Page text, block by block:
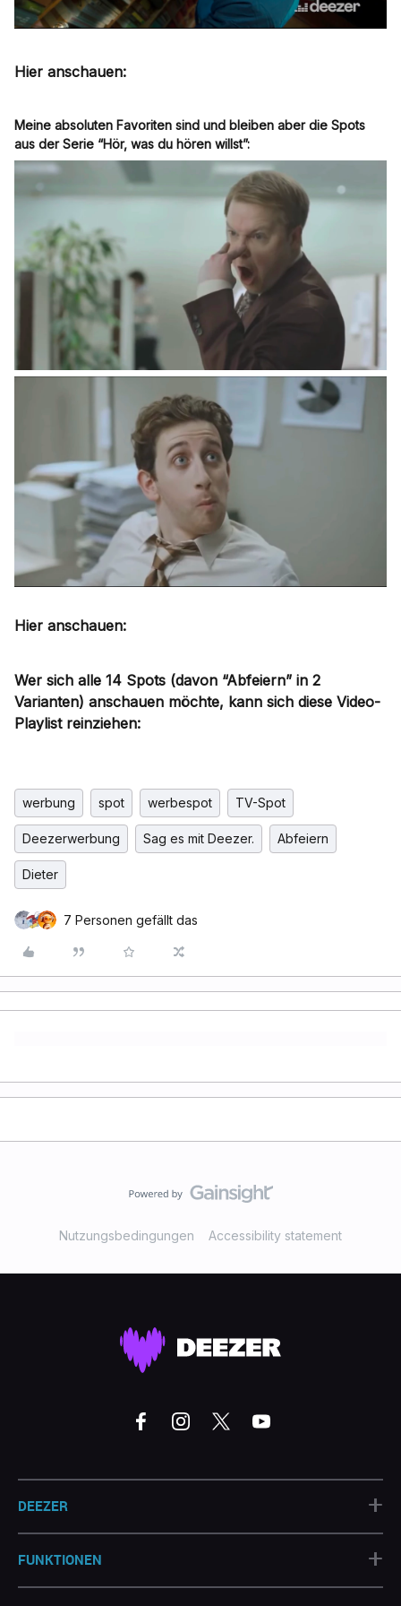
Hier anschauen:
Meine absoluten Favoriten sind und bleiben aber die Spots
aus der Serie “Hör, was du hören willst”:
Hier anschauen:
Wer sich alle 14 Spots (davon “Abfeiern” in 2
Varianten) anschauen möchte, kann sich diese Video-
Playlist reinziehen:
werbung spot werbespot TV-Spot
Deezerwerbung Sag es mit Deezer. Abfeiern
Dieter
7 Personen gefällt das
Nutzungsbedingungen Accessibility statement
DEEZER +
FUNKTIONEN +